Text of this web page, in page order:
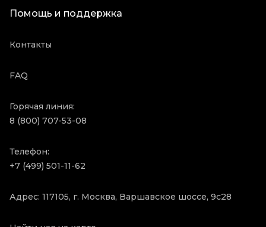
Помощь и поддержка
Контакты
FAQ
Горячая линия:
8 (800) 707-53-08
Телефон:
+7 (499) 501-11-62
Адрес: 117105, г. Москва, Варшавское шоссе, 9с28